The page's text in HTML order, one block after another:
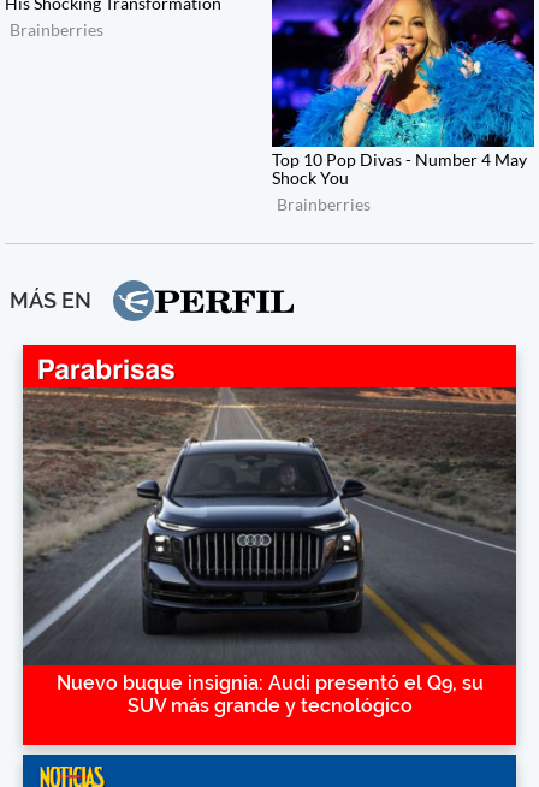
MÁS EN
Nuevo buque insignia: Audi presentó el Q9, su
SUV más grande y tecnológico